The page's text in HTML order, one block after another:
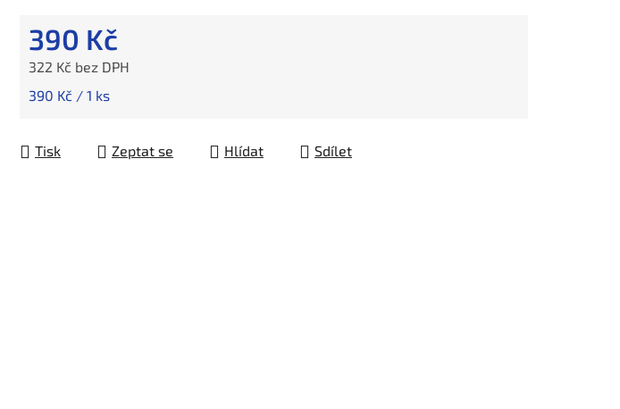
390 Kč
322 Kč bez DPH
Měrná cena:
390 Kč / 1 ks
Tisk Zeptat se Hlídat Sdílet